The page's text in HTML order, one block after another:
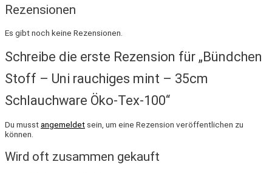
Rezensionen
Es gibt noch keine Rezensionen.
Schreibe die erste Rezension für „Bündchen
Stoff – Uni rauchiges mint – 35cm
Schlauchware Öko-Tex-100“
Du musstangemeldet sein, um eine Rezension veröffentlichen zu
können.
Wird oft zusammen gekauft